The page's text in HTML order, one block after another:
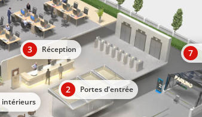
2 Portes d'entrée
3 Réception
intérieurs
7